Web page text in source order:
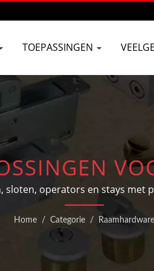
TOEPASSINGEN
sloten, operators en stays met
Home / Categorie / Raamhardware